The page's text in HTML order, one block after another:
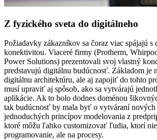
Z fyzického sveta do digitálneho
Požiadavky zákazníkov sa čoraz viac spájajú s
konektivitou. Viaceré firmy (Protherm,
Power Solutions) prezentovali svoj vlastný
predstavujú digitálnu budúcnosť. Základom je
digitálnu architektúru, ale aj zapojiť do tohto
musí upraviť aj spôsob, ako sa vytvárajú
aplikácie. Ak to bolo dodnes doménou
tak budúcnosť by mala byť o vytváraní nových
jednoduchých princípov modelovania z
ktoré môžu ľahko customizovať ľudia, ktorí nie
programovanie, ale na procesy.